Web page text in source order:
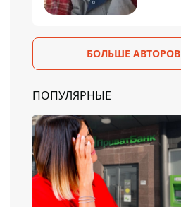
БОЛЬШЕ АВТОРОВ
ПОПУЛЯРНЫЕ